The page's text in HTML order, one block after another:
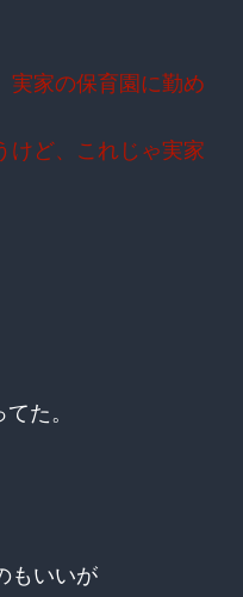
実家の保育園に勤め
けど、これじゃ実家
た。
もいいが